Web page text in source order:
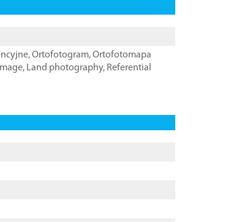
,Ortofotogram,Ortofotomapa
, Land photography, Referential